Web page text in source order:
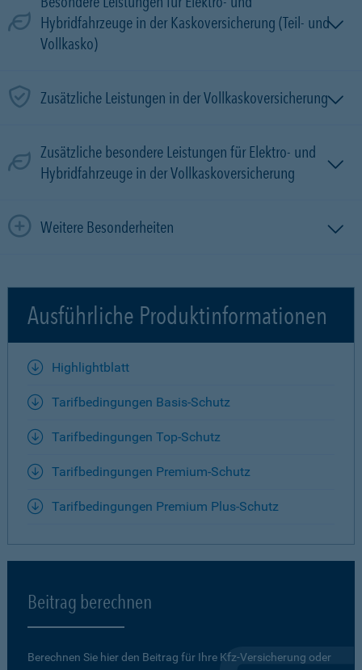
Hybridfahrzeuge in der Kaskoversicherung (Teil- und
Vollkasko)
Zusätzliche Leistungen in der Vollkaskoversicherung
Zusätzliche besondere Leistungen für Elektro- und
Hybridfahrzeuge in der Vollkaskoversicherung
Weitere Besonderheiten
Ausführliche Produktinformationen
Highlightblatt
Tarifbedingungen Basis-Schutz
Tarifbedingungen Top-Schutz
Tarifbedingungen Premium-Schutz
Tarifbedingungen Premium Plus-Schutz
Beitrag berechnen
Berechnen Sie hier den Beitrag für Ihre Kfz-Versicherung oder